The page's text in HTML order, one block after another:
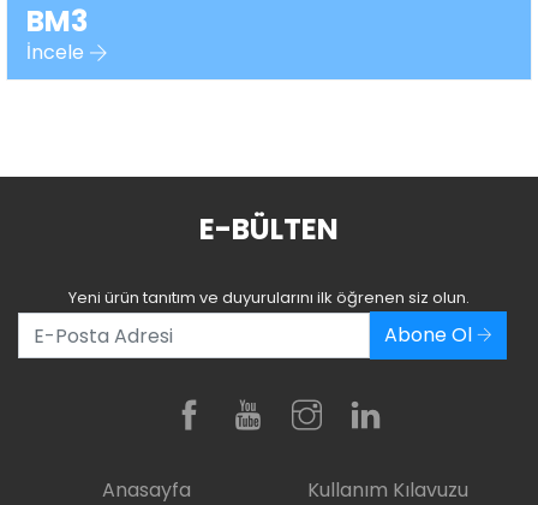
BM3
İncele
E-BÜLTEN
Yeni ürün tanıtım ve duyurularını ilk öğrenen siz olun.
Abone Ol
Anasayfa
Kullanım Kılavuzu